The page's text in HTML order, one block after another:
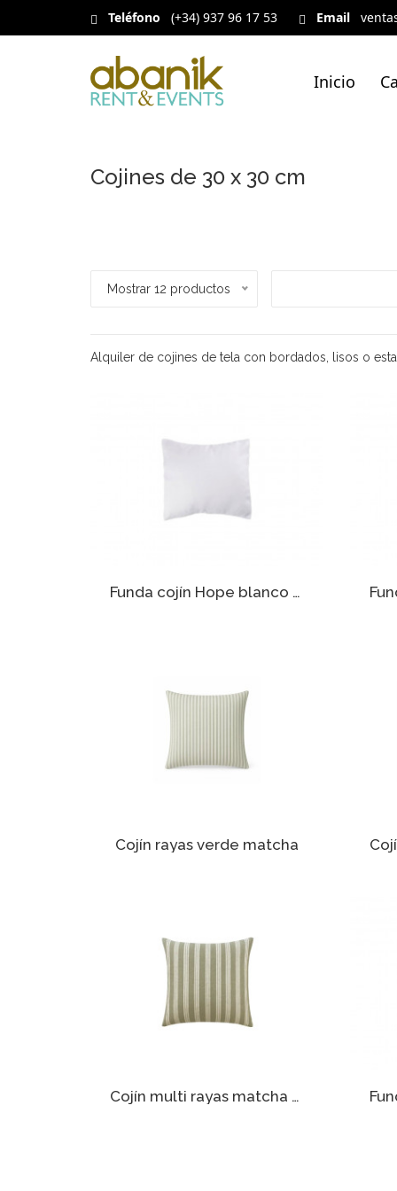
Teléfono (+34) 937 96 17 53 Email
Inicio
Cojines de 30 x 30 cm
Mostrar 12 productos
Alquiler de cojines de tela con bordados, lisos o
Funda cojín Hope blanco 30 x 30 cm
Cojín rayas verde matcha
Cojín multi rayas matcha 35 x 35 cm